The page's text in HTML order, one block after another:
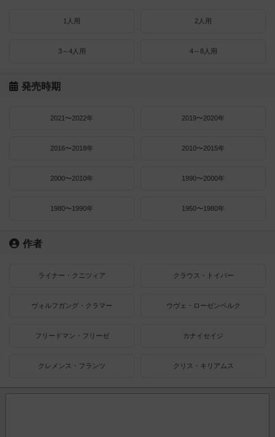
1人用 2人用
3～4人用 4～8人用
発売時期
2021〜2022年 2019〜2020年
2016〜2018年 2010〜2015年
2000〜2010年 1990〜2000年
1980〜1990年 1950〜1980年
作者
ライナー・クニツィア クラウス・トイバー
ヴォルフガング・クラマー ウヴェ・ローゼンベルク
フリードマン・フリーゼ カナイセイジ
クレメンス・フランツ クリス・キリアムス